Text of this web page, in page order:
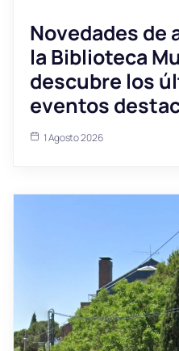
Novedades de
la Biblioteca
descubre los
eventos
1 Agosto 2026